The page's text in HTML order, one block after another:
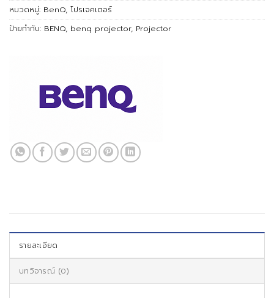
หมวดหมู่: BenQ, โปรเจคเตอร์
ป้ายกำกับ: BENQ, benq projector, Projector
รายละเอียด
บทวิจารณ์ (0)